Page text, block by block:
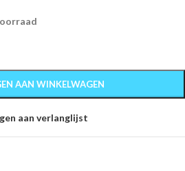
AAN WINKELWAGEN
aan verlanglijst